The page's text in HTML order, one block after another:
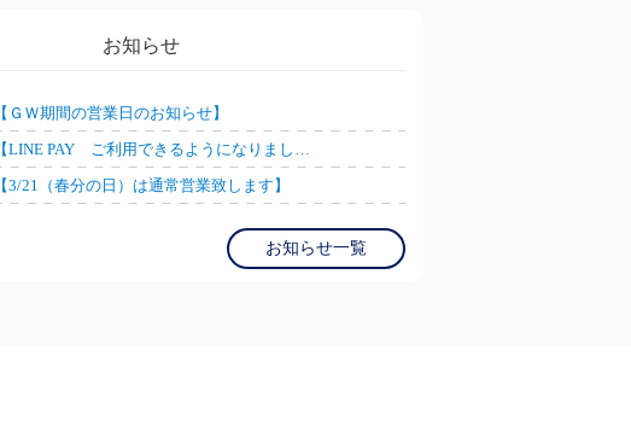
お知らせ
【ＧＷ期間の営業日のお知らせ】
【LINE PAY ご利用できるようになりまし…
【3/21（春分の日）は通常営業致します】
お知らせ一覧